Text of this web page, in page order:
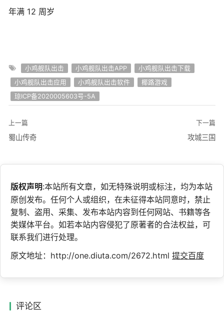
年满 12 周岁
小鸡舰队出击 小鸡舰队出击APP
小鸡舰队出击下载
小鸡舰队出击应用
小鸡舰队出击软件
椰路游戏
琼ICP备2020005603号-5A
上一篇
蜀山传奇
下一篇
攻城三国
版权声明:本站所有文章，如无特殊说明或标注，均为本站
原创发布。任何个人或组织，在未征得本站同意时，禁止
复制、盗用、采集、发布本站内容到任何网站、书籍等各
类媒体平台。如若本站内容侵犯了原著者的合法权益，可
联系我们进行处理。
原文地址：http://one.diuta.com/2672.html 提交百度
评论区